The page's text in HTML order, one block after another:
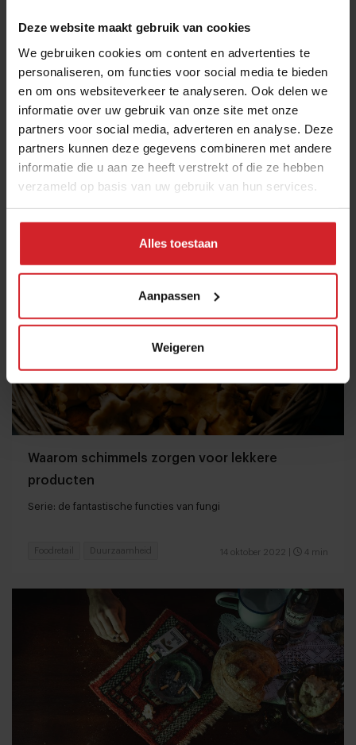
Deze website maakt gebruik van cookies
We gebruiken cookies om content en advertenties te
personaliseren, om functies voor social media te bieden
en om ons websiteverkeer te analyseren. Ook delen we
informatie over uw gebruik van onze site met onze
partners voor social media, adverteren en analyse. Deze
partners kunnen deze gegevens combineren met andere
informatie die u aan ze heeft verstrekt of die ze hebben
verzameld op basis van uw gebruik van hun services.
Alles toestaan
Aanpassen
Weigeren
Cheat meals en deep fried candybars zijn de
nieuwe guilty pleasures
Zoete overdaad en gefrituurde candybars als tegenhanger
15 oktober 2022 | 2 min
Foodservice Concepten
Waarom schimmels zorgen voor lekkere
producten
Serie: de fantastische functies van fungi
14 oktober 2022 4 min
Foodretail Duurzaamheid